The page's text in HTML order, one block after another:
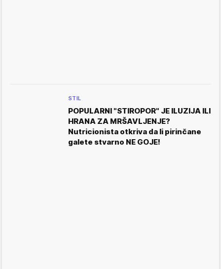
STIL
POPULARNI "STIROPOR" JE ILUZIJA ILI
HRANA ZA MRŠAVLJENJE?
Nutricionista otkriva da li pirinčane
galete stvarno NE GOJE!